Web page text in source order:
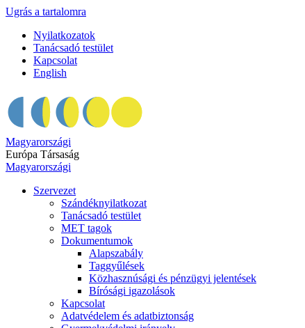
Ugrás a tartalomra
Nyilatkozatok
Tanácsadó testület
Kapcsolat
English
Magyarországi
Európa Társaság
Magyarországi
Szervezet
Szándéknyilatkozat
Tanácsadó testület
MET tagok
Dokumentumok
Alapszabály
Taggyűlések
Közhasznúsági és pénzügyi jelentések
Bírósági igazolások
Kapcsolat
Adatvédelem és adatbiztonság